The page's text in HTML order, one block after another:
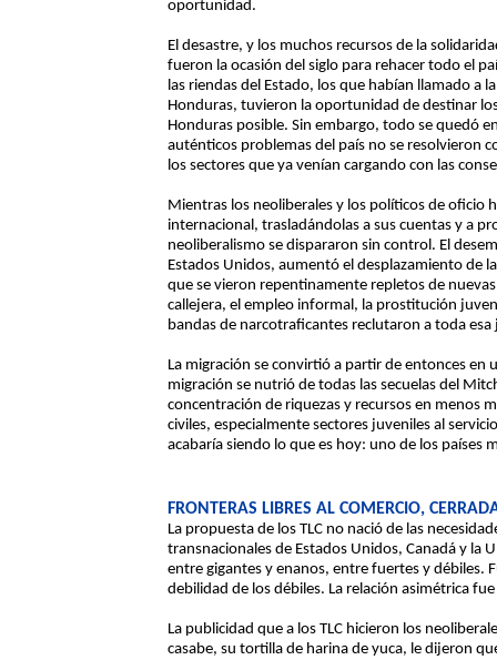
oportunidad.
El desastre, y los muchos recursos de la
fueron la ocasión del siglo para rehacer todo el
las riendas del Estado, los que habían llamado a
Honduras, tuvieron la oportunidad de destinar
Honduras posible. Sin embargo, todo se quedó
auténticos problemas del país no se resolvieron
los sectores que ya venían cargando con las
Mientras los neoliberales y los políticos de oficio
internacional, trasladándolas a sus cuentas y a
neoliberalismo se dispararon sin control. El
Estados Unidos, aumentó el desplazamiento de
que se vieron repentinamente repletos de
callejera, el empleo informal, la prostitución
bandas de narcotraficantes reclutaron a toda
La migración se convirtió a partir de entonces
migración se nutrió de todas las secuelas del
concentración de riquezas y recursos en menos
civiles, especialmente sectores juveniles al
acabaría siendo lo que es hoy: uno de los países
FRONTERAS LIBRES AL COMERCIO,
La propuesta de los TLC no nació de las
transnacionales de Estados Unidos, Canadá y la
entre gigantes y enanos, entre fuertes y débiles.
debilidad de los débiles. La relación asimétrica
La publicidad que a los TLC hicieron los
casabe, su tortilla de harina de yuca, le dijeron